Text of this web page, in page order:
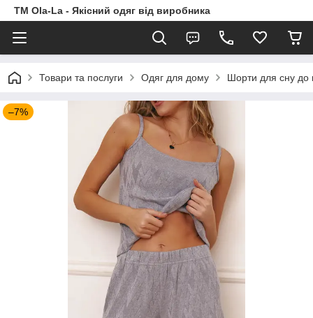
TM Ola-La - Якісний одяг від виробника
Товари та послуги Одяг для дому Шорти для сну до
–7%